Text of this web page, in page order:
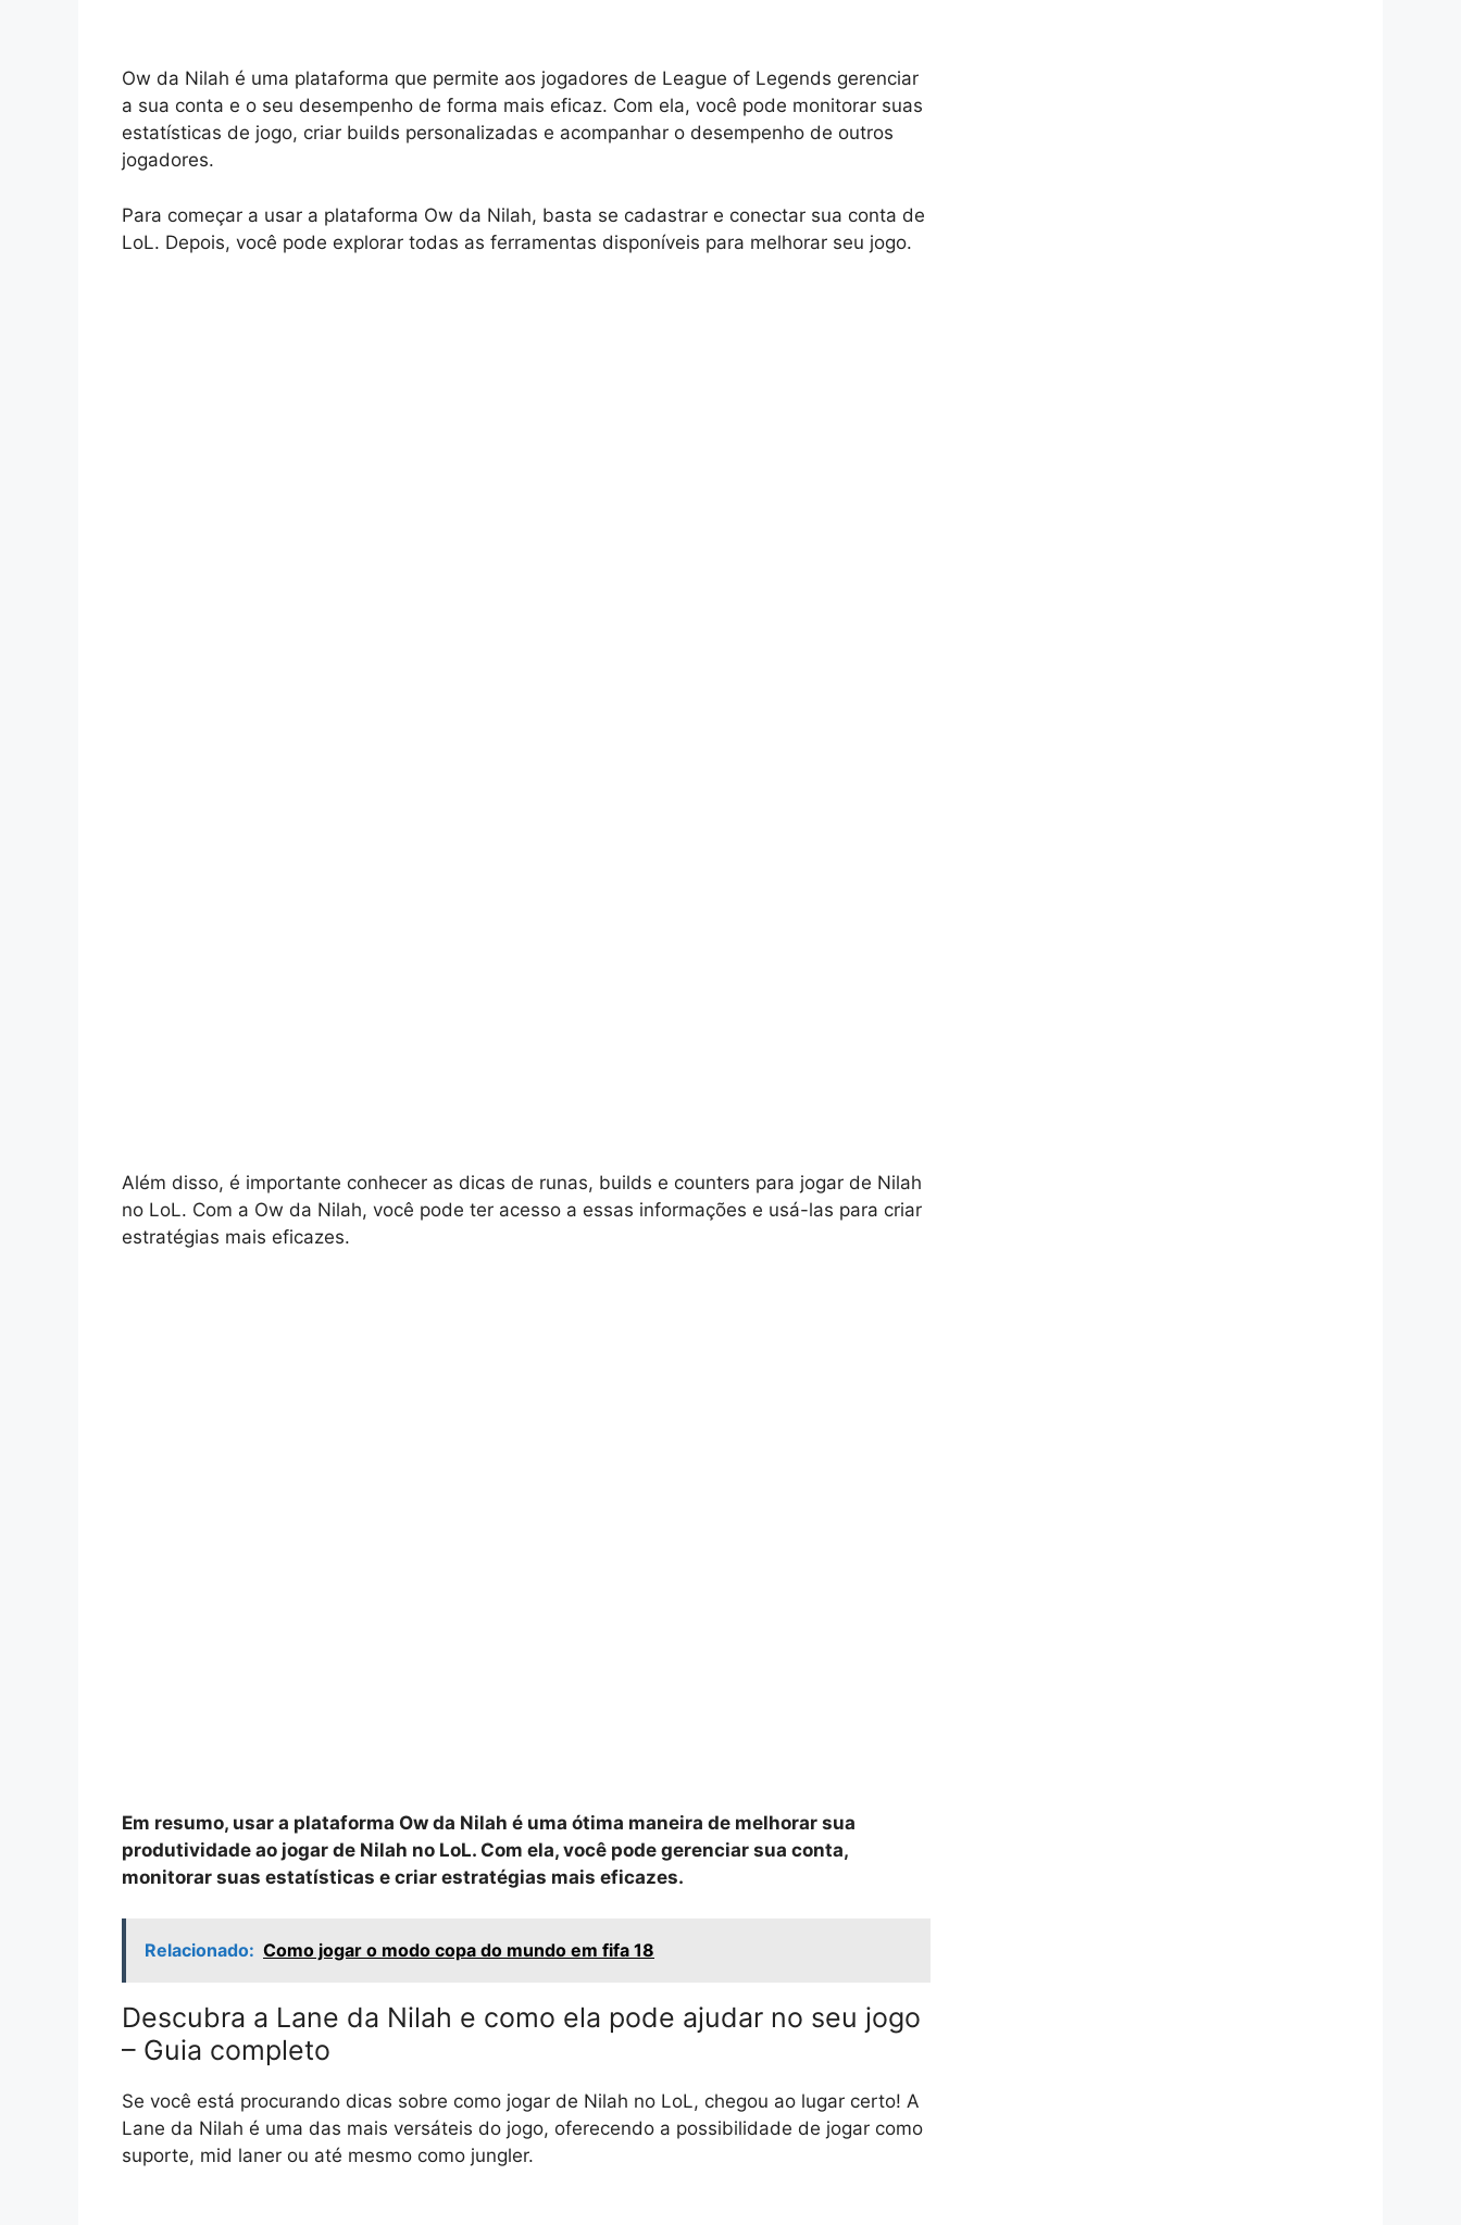
Ow da Nilah é uma plataforma que permite aos jogadores de League of Legends gerenciar
a sua conta e o seu desempenho de forma mais eficaz. Com ela, você pode monitorar suas
estatísticas de jogo, criar builds personalizadas e acompanhar o desempenho de outros
jogadores.
Para começar a usar a plataforma Ow da Nilah, basta se cadastrar e conectar sua conta de
LoL. Depois, você pode explorar todas as ferramentas disponíveis para melhorar seu jogo.
Além disso, é importante conhecer as dicas de runas, builds e counters para jogar de Nilah
no LoL. Com a Ow da Nilah, você pode ter acesso a essas informações e usá-las para criar
estratégias mais eficazes.
Em resumo, usar a plataforma Ow da Nilah é uma ótima maneira de melhorar sua
produtividade ao jogar de Nilah no LoL. Com ela, você pode gerenciar sua conta,
monitorar suas estatísticas e criar estratégias mais eficazes.
Relacionado: Como jogar o modo copa do mundo em fifa 18
Descubra a Lane da Nilah e como ela pode ajudar no seu jogo
– Guia completo
Se você está procurando dicas sobre como jogar de Nilah no LoL, chegou ao lugar certo! A
Lane da Nilah é uma das mais versáteis do jogo, oferecendo a possibilidade de jogar como
suporte, mid laner ou até mesmo como jungler.